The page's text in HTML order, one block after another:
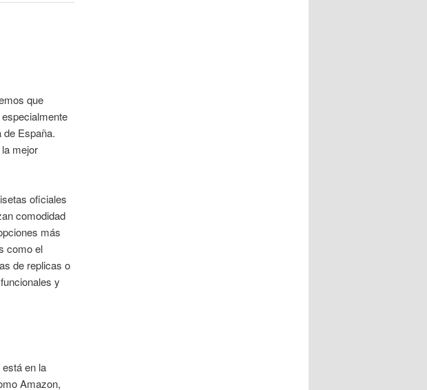
que
España.
mejor
oficiales
comodidad
más
como el
de replicas o
y
en la
Amazon,